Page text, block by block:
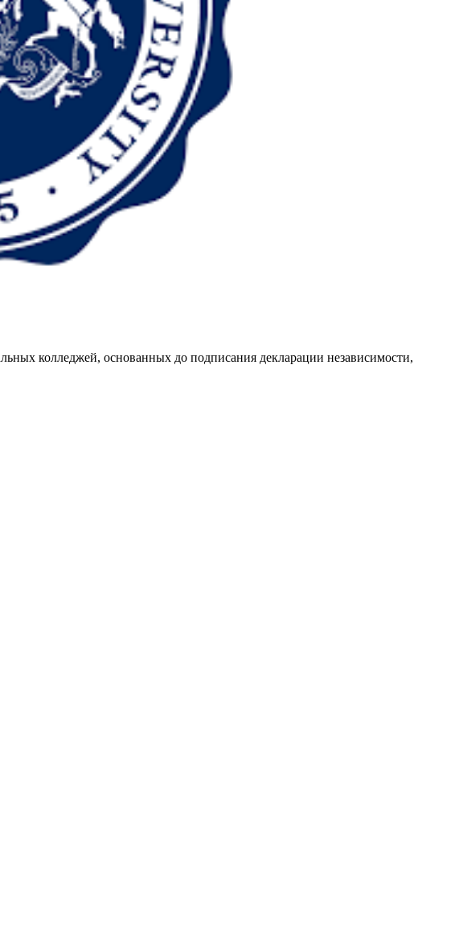
колледжей, основанных до подписания декларации независимости,